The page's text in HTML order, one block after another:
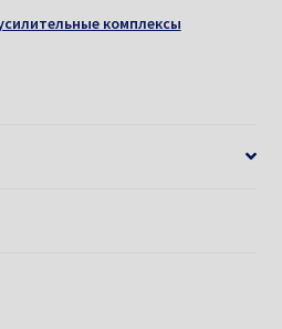
комплексы